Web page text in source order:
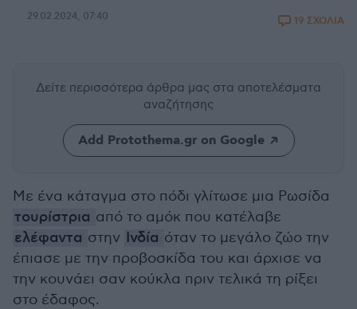
29.02.2024, 07:40 19 ΣΧΟΛΙΑ
Δείτε περισσότερα άρθρα μας στα αποτελέσματα
αναζήτησης
Add Protothema.gr on Google
Με ένα κάταγμα στο πόδι γλίτωσε μια Ρωσίδα
τουρίστρια από το αμόκ που κατέλαβε
ελέφαντα στην Ινδία όταν το μεγάλο ζώο την
έπιασε με την προβοσκίδα του και άρχισε να
την κουνάει σαν κούκλα πριν τελικά τη ρίξει
στο έδαφος.